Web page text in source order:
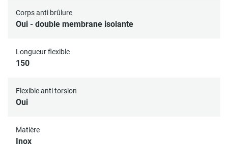
Corps anti brûlure
Oui - double membrane isolante
Longueur flexible
150
Flexible anti torsion
Oui
Matière
Inox